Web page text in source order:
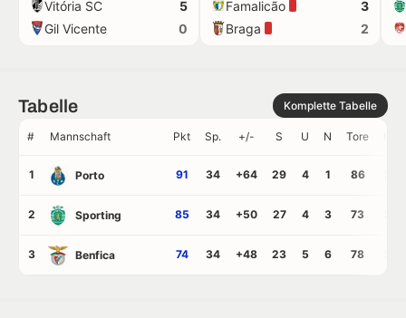
trikots
Vitória SC
5
Gil Vicente
0
Famalicão
3
Braga
2
Tabelle Komplette Tabelle
# Mannschaft Pkt Sp. +/- S U N Tore
1 Porto 91 34 +64 29 4 1 86
2 Sporting 85 34 +50 27 4 3 73
3 Benfica 74 34 +48 23 5 6 78